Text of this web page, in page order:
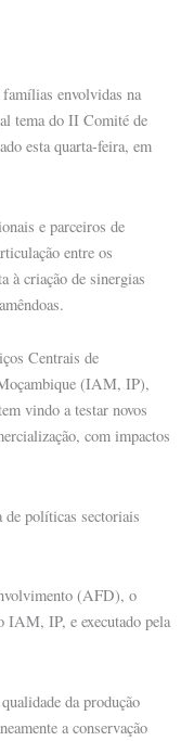
envolvidas na
tema do II Comité de
esta quarta-feira, em
e parceiros de
entre os
à criação de sinergias
Centrais de
(IAM, IP),
vindo a testar novos
com impactos
de políticas sectoriais
(AFD), o
IP, e executado pela
da produção
a conservação